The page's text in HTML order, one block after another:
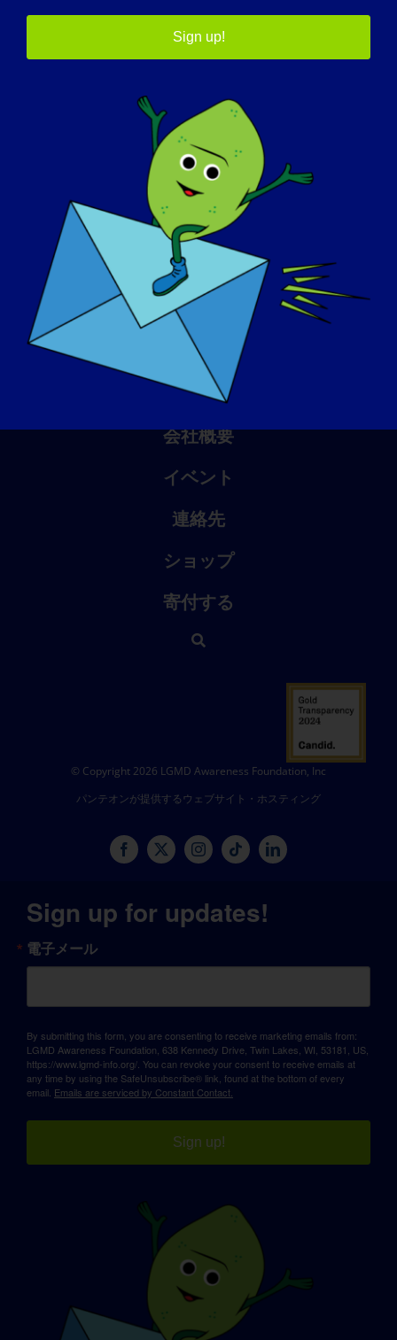
アウェアネス・デイ
ナレッジ・ベース
スポットライト
会社概要
イベント
連絡先
ショップ
寄付する
© Copyright 2026 LGMD Awareness Foundation, Inc
パンテオンが提供するウェブサイト・ホスティング
Sign up for updates!
電子メール
By submitting this form, you are consenting to receive marketing emails from:
LGMD Awareness Foundation, 638 Kennedy Drive, Twin Lakes, WI, 53181, US,
https://www.lgmd-info.org/. You can revoke your consent to receive emails at
any time by using the SafeUnsubscribe® link, found at the bottom of every
email. Emails are serviced by Constant Contact.
Sign up!
Sign up!